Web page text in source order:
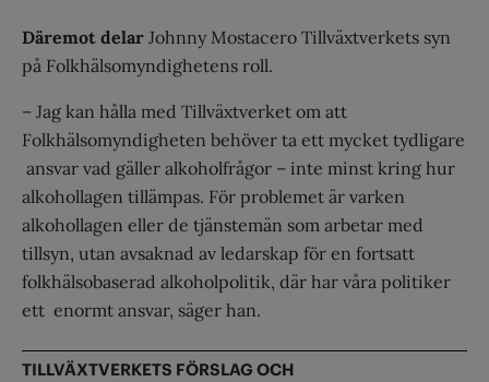
Däremot delar Johnny Mostacero Tillväxtverkets syn
på Folkhälsomyndighetens roll.
– Jag kan hålla med Tillväxtverket om att
Folkhälsomyndigheten behöver ta ett mycket tydligare
ansvar vad gäller alkoholfrågor – inte minst kring hur
alkohollagen tillämpas. För problemet är varken
alkohollagen eller de tjänstemän som arbetar med
tillsyn, utan avsaknad av ledarskap för en fortsatt
folkhälsobaserad alkoholpolitik, där har våra politiker
ett enormt ansvar, säger han.
TILLVÄXTVERKETS FÖRSLAG OCH